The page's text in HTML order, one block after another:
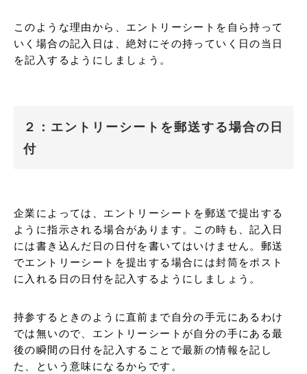
このような理由から、エントリーシートを自ら持って
いく場合の記入日は、絶対にその持っていく日の当日
を記入するようにしましょう。
２：エントリーシートを郵送する場合の日
付
企業によっては、エントリーシートを郵送で提出する
ように指示される場合があります。この時も、記入日
には書き込んだ日の日付を書いてはいけません。郵送
でエントリーシートを提出する場合には封筒をポスト
に入れる日の日付を記入するようにしましょう。
持参するときのように直前まで自分の手元にあるわけ
では無いので、エントリーシートが自分の手にある最
後の瞬間の日付を記入することで最新の情報を記し
た、という意味になるからです。